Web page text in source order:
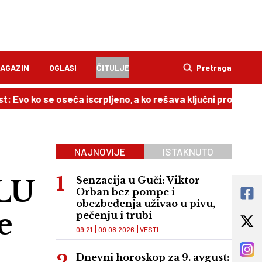
Pretraga
OGLASI ČITULJE
se oseća iscrpljeno,a ko rešava ključni problem 08:51
NAJNOVIJE ISTAKNUTO
Senzacija u Guči: Viktor
Orban bez pompe i
obezbeđenja uživao u pivu,
pečenju i trubi
VESTI
09:21 09.08.2026
Dnevni horoskop za 9. avgust: